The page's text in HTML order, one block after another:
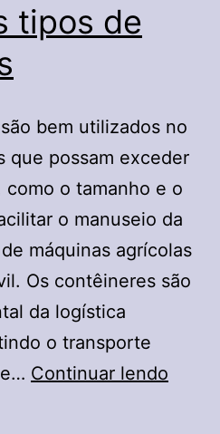
tipos de
bem utilizados no
que possam exceder
como o tamanho e o
o manuseio da
máquinas agrícolas
Os contêineres são
da logística
o transporte
Continuar lendo